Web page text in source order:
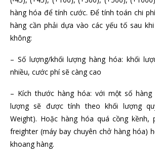
hàng hóa để tính cước. Để tính toán chi
hàng cần phải dựa vào các yếu tố sau
không:
– Số lượng/khối lượng hàng hóa: khối
nhiều, cước phí sẽ càng cao
– Kích thước hàng hóa: với một số
lượng sẽ được tính theo khối lượng
Weight). Hoặc hàng hóa quá cồng kềnh,
freighter (máy bay chuyên chở hàng hóa)
khoang hàng.